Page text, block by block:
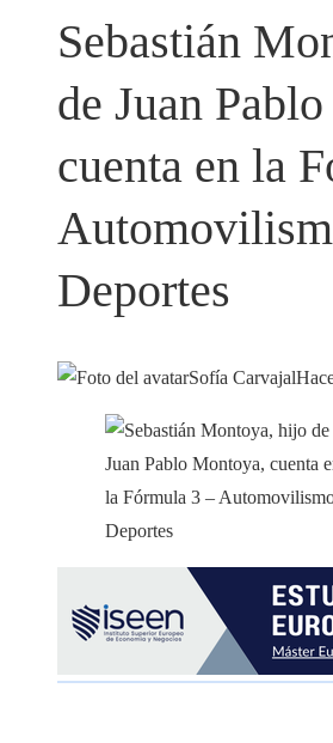
Sebastián
de Juan
cuenta en la
Deportes
Sofía Carvajal